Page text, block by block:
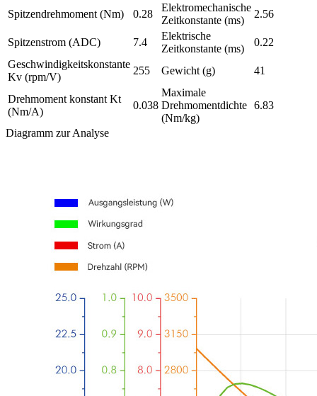
Spitzendrehmoment (Nm) 0.28
Elektromechanische
Zeitkonstante (ms)
2.56
Spitzenstrom (ADC) 7.4
Elektrische
Zeitkonstante (ms)
0.22
Geschwindigkeitskonstante
Kv (rpm/V)
255 Gewicht (g) 41
Drehmoment konstant Kt
(Nm/A)
0.038
Maximale
Drehmomentdichte
(Nm/kg)
6.83
Diagramm zur Analyse